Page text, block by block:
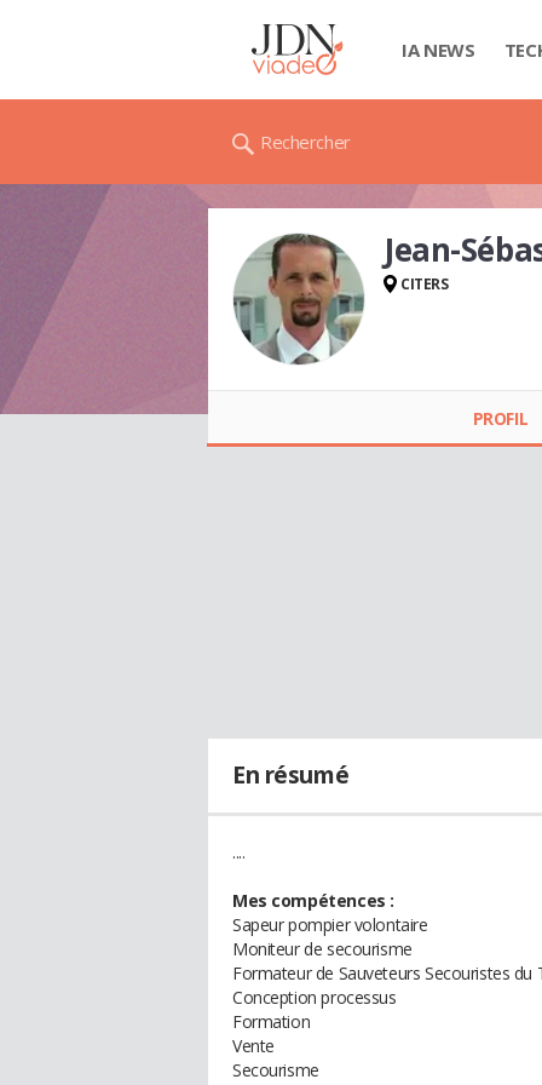
IA NEWS
Rechercher
BRESSON
Jean-
CITERS
PROFIL
En résumé
....
Mes compétences :
Sapeur pompier volontaire
Moniteur de secourisme
Formateur de Sauveteurs Secouristes du
Conception processus
Formation
Vente
Secourisme